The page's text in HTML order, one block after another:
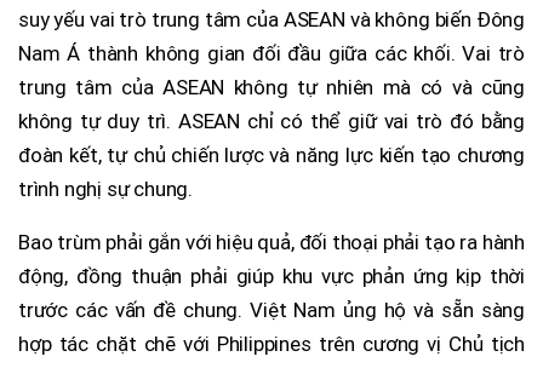
suy yếu vai trò trung tâm của ASEAN và không biến Đông
Nam Á thành không gian đối đầu giữa các khối. Vai trò
trung tâm của ASEAN không tự nhiên mà có và cũng
không tự duy trì. ASEAN chỉ có thể giữ vai trò đó bằng
đoàn kết, tự chủ chiến lược và năng lực kiến tạo chương
trình nghị sự chung.
Bao trùm phải gắn với hiệu quả, đối thoại phải tạo ra hành
động, đồng thuận phải giúp khu vực phản ứng kịp thời
trước các vấn đề chung. Việt Nam ủng hộ và sẵn sàng
hợp tác chặt chẽ với Philippines trên cương vị Chủ tịch